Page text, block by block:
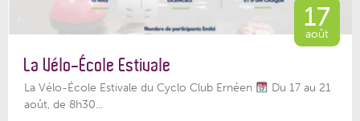
17
août
La Vélo-École Estivale
La Vélo-École Estivale du Cyclo Club Ernéen
Du 17 au 21
août, de 8h30...